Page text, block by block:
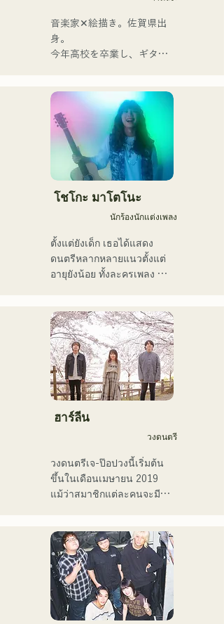
ดนตรีที่หลากหลายของ
สมาชิกในวง ก่อให้เกิดดนตรี
ที่หลากหลาย และยังคง
音楽家✕絵描き。佐賀県出
身。
今年高校を卒業し、ギター
行う傍ら、大胆な色彩感覚
を活かしたアート制作に励
む。枠に収まりきれないマ
ルチな表現スタイルを確立
するため、日々探求を続け
ている。現在はSNSを中心
に、自身の表現を発信中。
โชโกะ มาโตโนะ
นักร้องนักแต่งเพลง
ตั้งแต่ยังเด็ก เธอได้แสดง
ดนตรีหลากหลายแนวตั้งแต่
อายุยังน้อย ทั้งละครเพลง
2011
เธอได้ปรากฏตัวในสื่อต่างๆ
มากมาย โดยส่วนใหญ่อยู่ใน
บ้านเกิดของเธอที่ฟุกุโอกะ
และคิวชู และยังมีส่วนร่วมใน
เพลงและภาพยนตร์โฆษณา
ของบริษัทมากมาย
ทำงานในหลากหลายสาขา
อาชีพ รวมถึงการแต่งเพลง
ประกอบโฆษณาทางโทรทัศน์
ทาโร โมริยามะ ในรายการ
"MUSIC FAIR" ทางสถานี
โทรทัศน์ฟูจิทีวี และการ
ปรากฏตัวในละครเพลงร็อก
ตั้งแต่ปี 2017 เธอได้กลับ
มายังฟุกุโอกะ ซึ่งนอกจาก
ฮาร์ลีน
วงดนตรี
วงดนตรีเจ-ป๊อปวงนี้เริ่มต้น
ขึ้นในเดือนเมษายน 2019
แม้ว่าสมาชิกแต่ละคนจะมี
แต่พวกเขาก็ตัดสินใจตั้งวง
ใหม่โดยมีเป้าหมายทางดนตรี
ใหม่ เสียงร้องที่ใสสะอาดและ
เนื้อเพลงที่ติดหูของ CHiKa
ประกอบกับท่วงทำนองที่ชวน
ให้คิดถึง ได้รับการสนับสนุน